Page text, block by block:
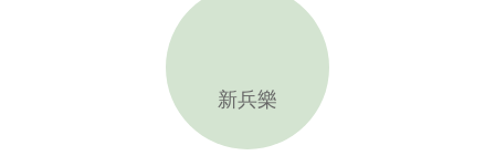
新兵樂